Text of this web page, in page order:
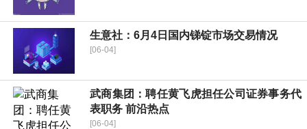
生意社：6月4日国内锑锭市场交易情况
[06-04]
武商集团：聘任黄飞虎担任公司证券事务代
表职务 前沿热点
[06-04]